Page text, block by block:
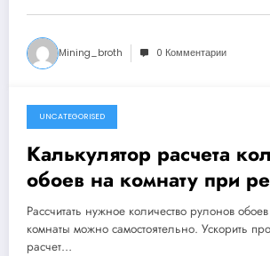
Mining_broth 0 Комментарии
4 ноября 2024
UNCATEGORISED
Калькулятор расчета
обоев на комнату при
Рассчитать нужное количество рулонов
комнаты можно самостоятельно. Ускорить
расчет…